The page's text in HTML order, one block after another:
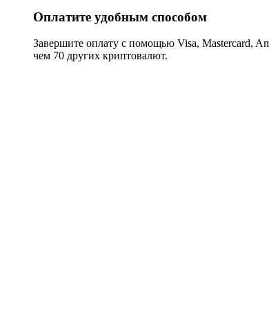
Оплатите удобным способом
Завершите оплату с помощью Visa, Mastercard,
чем 70 других криптовалют.